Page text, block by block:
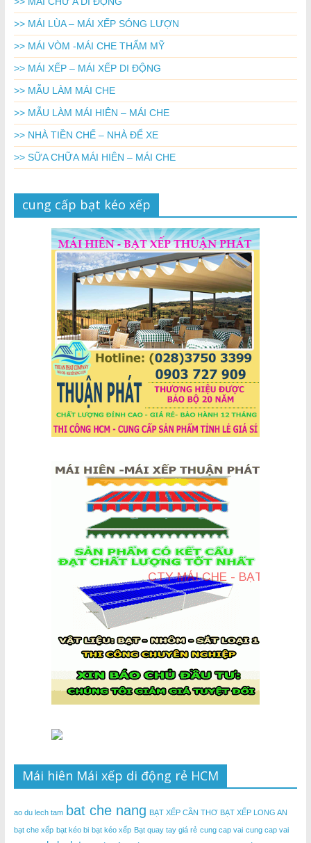
>> MÁI LÙA – MÁI XẾP SÓNG LƯỢN
>> MÁI VÒM -MÁI CHE THẨM MỸ
>> MÁI XẾP – MÁI XẾP DI ĐỘNG
>> MẪU LÀM MÁI CHE
>> MẪU LÀM MÁI HIÊN – MÁI CHE
>> NHÀ TIỀN CHẾ – NHÀ ĐỂ XE
>> SỮA CHỮA MÁI HIÊN – MÁI CHE
cung cấp bạt kéo xếp
Mái hiên Mái xếp di động rẻ HCM
ao du lech tam bat che nang BẠT XẾP CẦN THƠ BẠT XẾP LONG AN
bạt che xếp bạt kéo bi bạt kéo xếp Bạt quay tay giá rẻ cung cap vai cung cap vai